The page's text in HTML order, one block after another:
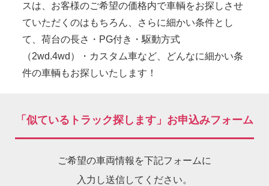
スは、お客様のご希望の価格内で車輌をお探しさせ
ていただくのはもちろん、さらに細かい条件とし
て、荷台の長さ・PG付き・駆動方式
（2wd.4wd）・カスタム車など、どんなに細かい条
件の車輌もお探しいたします！
「似ているトラック探します」お申込みフォーム
ご希望の車両情報を下記フォームに
入力し送信してください。